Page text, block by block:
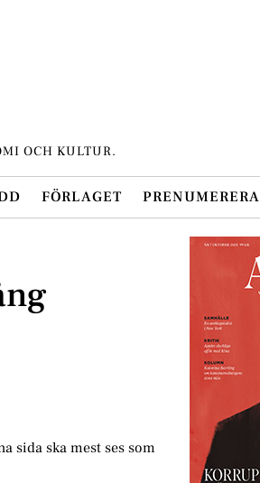
OCH KULTUR.
FÖRLAGET PRENUMERERA
sida ska mest ses som